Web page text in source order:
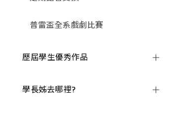
普雷盃全系戲劇比賽
歷屆學生優秀作品
學長姊去哪裡?